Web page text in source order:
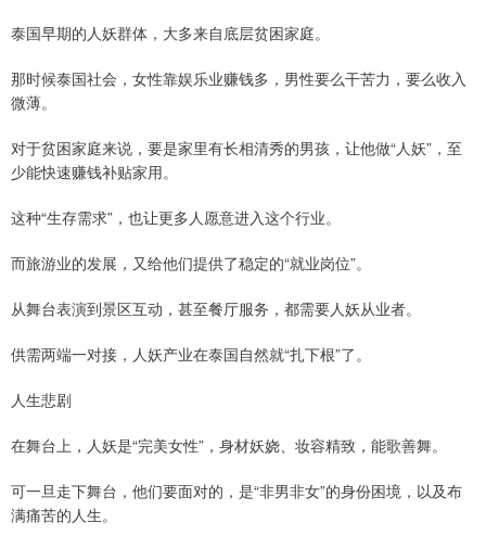
泰国早期的人妖群体，大多来自底层贫困家庭。
那时候泰国社会，女性靠娱乐业赚钱多，男性要么干苦力，要么收入
微薄。
对于贫困家庭来说，要是家里有长相清秀的男孩，让他做“人妖”，至
少能快速赚钱补贴家用。
这种“生存需求”，也让更多人愿意进入这个行业。
而旅游业的发展，又给他们提供了稳定的“就业岗位”。
从舞台表演到景区互动，甚至餐厅服务，都需要人妖从业者。
供需两端一对接，人妖产业在泰国自然就“扎下根”了。
人生悲剧
在舞台上，人妖是“完美女性”，身材妖娆、妆容精致，能歌善舞。
可一旦走下舞台，他们要面对的，是“非男非女”的身份困境，以及布
满痛苦的人生。